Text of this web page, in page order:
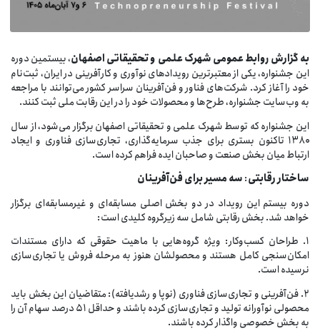
گزارشروابطعمومی شهرک علمی و تحقیقاتی اصفهان، بیستمین دوره
این جشنواره، یکی از معتبرترین رویدادهای نوآوری و کارآفرینی در ایران، ثبت‌نام
خود را آغاز کرد. شرکت‌های فناور و فن‌آفرینان سراسر کشور می‌توانند با مراجعه
به وب‌سایت جشنواره، طرح‌ها و محصولات خود را در این رقابت ملی ثبت کنند.
این جشنواره که توسط شهرک علمی و تحقیقاتی اصفهان برگزار می‌شود، از سال
۱۳۸۰ تاکنون بستری برای جذب سرمایه‌گذاری، تجاری‌سازی فناوری و ایجاد
ارتباط میان بخش صنعت و صاحبان ایده فراهم کرده است.
ساختاررقابتی:سهمسیربرایفن‌آفرینان
دوره بیستم این رویداد در دو بخش اصلی مسابقه‌ای و غیرمسابقه‌ای برگزار
خواهد شد. بخش رقابتی شامل سه زیرگروه کلیدی است:
۱. طراحان کسب‌وکار: ویژه گروه‌هایی با ماهیت حقوقی که دارای مستندات
امکان‌سنجی کامل هستند و محصولشان هنوز به مرحله فروش یا تجاری‌سازی
نرسیده است.
۲. فن‌آفرینی و تجاری‌سازی فناوری (نوپا و رشدیافته): متقاضیان این بخش باید
محصولی نوآورانه تولید و تجاری‌سازی کرده باشند و حداقل ۵۱ درصد سهام آن را
به بخش خصوصی واگذار کرده باشند.